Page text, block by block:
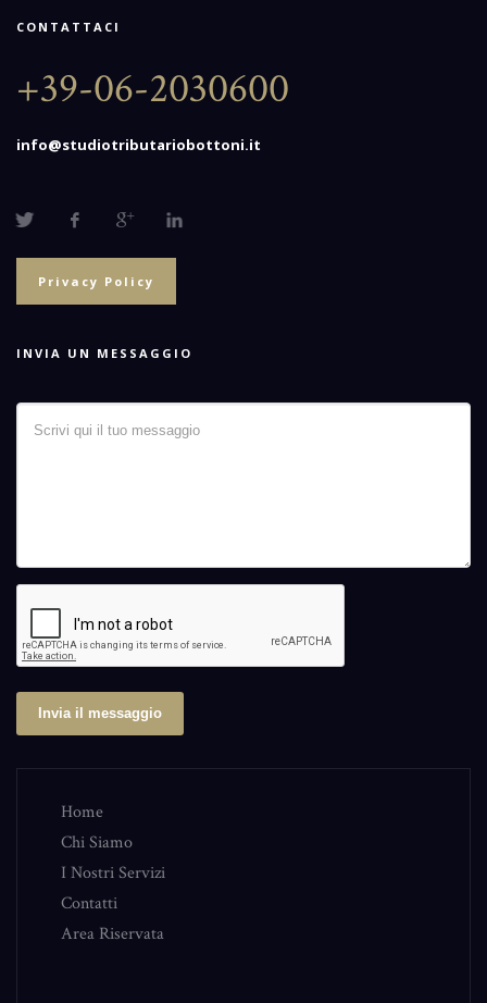
CONTATTACI
+39-06-2030600
info@studiotributariobottoni.it
Privacy Policy
INVIA UN MESSAGGIO
Invia il messaggio
Home
Chi Siamo
I Nostri Servizi
Contatti
Area Riservata